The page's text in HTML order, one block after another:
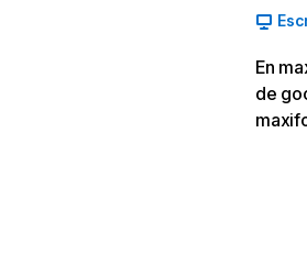
En
de